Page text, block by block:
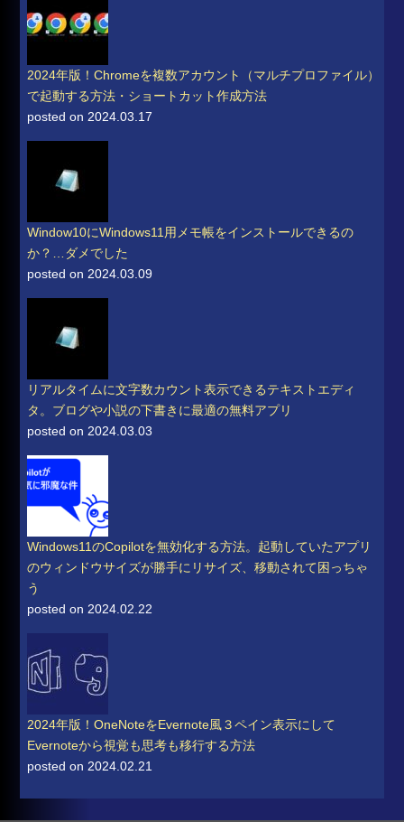
2024年版！Chromeを複数アカウント（マルチプロファイル）
で起動する方法・ショートカット作成方法
posted on 2024.03.17
Window10にWindows11用メモ帳をインストールできるの
か？…ダメでした
posted on 2024.03.09
リアルタイムに文字数カウント表示できるテキストエディ
タ。ブログや小説の下書きに最適の無料アプリ
posted on 2024.03.03
Windows11のCopilotを無効化する方法。起動していたアプリ
のウィンドウサイズが勝手にリサイズ、移動されて困っちゃ
う
posted on 2024.02.22
2024年版！OneNoteをEvernote風３ペイン表示にして
Evernoteから視覚も思考も移行する方法
posted on 2024.02.21